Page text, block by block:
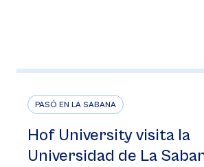
PASÓ EN LA SABANA
Hof University visita la
Universidad de La